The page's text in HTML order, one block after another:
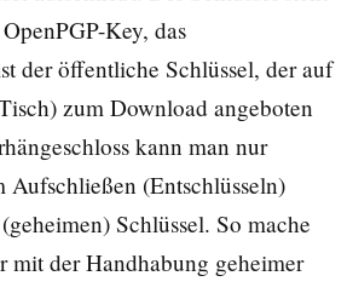
Key, das
der öffentliche Schlüssel, der auf
zum Download angeboten
kann man nur
Aufschließen (Entschlüsseln)
Schlüssel. So mache
mit der Handhabung geheimer